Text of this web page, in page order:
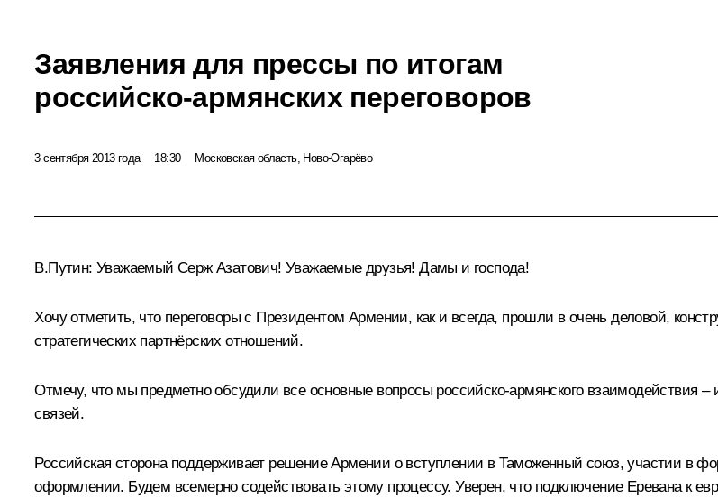
Заявления для прессы по итогам
российско-армянских переговоров
3 сентября 2013 года 18:30 Московская область, Ново-Огарёво
В.Путин: Уважаемый Серж Азатович! Уважаемые друзья! Дамы и господа!
Хочу отметить, что переговоры с Президентом Армении, как и всегда, прошли в очень деловой,
стратегических партнёрских отношений.
Отмечу, что мы предметно обсудили все основные вопросы российско-армянского взаимодействия
связей.
Российская сторона поддерживает решение Армении о вступлении в Таможенный союз, участии в
оформлении. Будем всемерно содействовать этому процессу. Уверен, что подключение Еревана к